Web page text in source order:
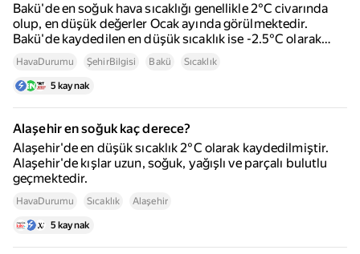
Bakü'de en soğuk hava sıcaklığı genellikle 2°C civarında
olup, en düşük değerler Ocak ayında görülmektedir.
Bakü'de kaydedilen en düşük sıcaklık ise -2.5°C olarak
belirtilmiştir. Yıl içerisinde sıcaklık 2°C ile 32°C arasında
değişmektedir ve nadiren -1°C'nin altına veya 36°C'nin
üzerine çıkar.
HavaDurumu ŞehirBilgisi Bakü Sıcaklık
5 kaynak
Alaşehir en soğuk kaç derece?
Alaşehir'de en düşük sıcaklık 2°C olarak kaydedilmiştir.
Alaşehir'de kışlar uzun, soğuk, yağışlı ve parçalı bulutlu
geçmektedir.
HavaDurumu Sıcaklık Alaşehir
5 kaynak